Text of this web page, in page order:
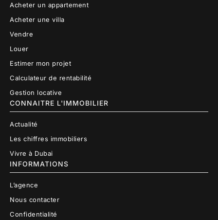
Acheter un appartement
Acheter une villa
Vendre
Louer
Estimer mon projet
Calculateur de rentabilité
Gestion locative
CONNAITRE L'IMMOBILIER
Actualité
Les chiffres immobiliers
Vivre à Dubai
INFORMATIONS
L’agence
Nous contacter
Confidentialité